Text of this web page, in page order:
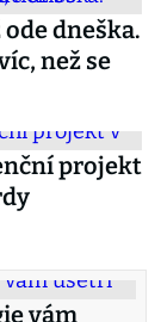
ode dneška.
než se
projekt
vám